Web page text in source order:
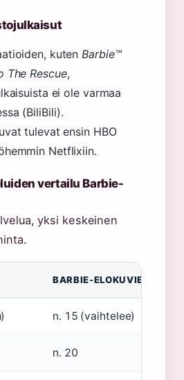
kutenBarbie™
The Rescue,
ei ole varmaa
(BiliBili).
tulevat ensin HBO
Netflixiin.
vertailu Barbie-
yksi keskeinen
BARBIE-ELOKUVIEN
n. 15 (vaihtelee)
n. 20